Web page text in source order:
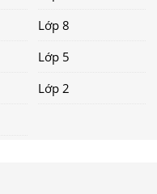
Lớp 8
Lớp 5
Lớp 2